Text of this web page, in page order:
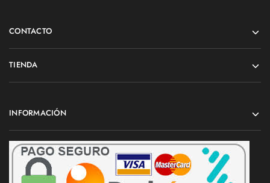
CONTACTO
TIENDA
INFORMACIÓN